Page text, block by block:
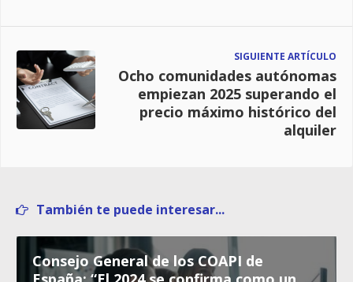
SIGUIENTE ARTÍCULO
Ocho comunidades autónomas
empiezan 2025 superando el
precio máximo histórico del
alquiler
También te puede interesar...
Consejo General de los COAPI de